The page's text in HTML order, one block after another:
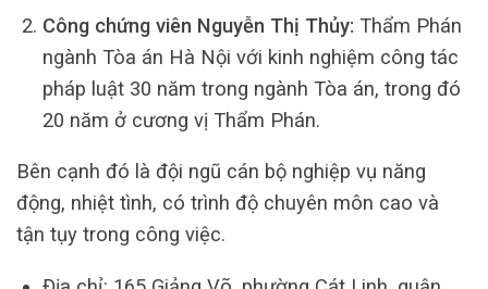
Công chứng viên Nguyễn Thị Thủy: Thẩm Phán
ngành Tòa án Hà Nội với kinh nghiệm công tác
pháp luật 30 năm trong ngành Tòa án, trong đó
20 năm ở cương vị Thẩm Phán.
Bên cạnh đó là đội ngũ cán bộ nghiệp vụ năng
động, nhiệt tình, có trình độ chuyên môn cao và
tận tụy trong công việc.